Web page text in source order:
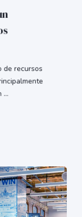
de recursos
...